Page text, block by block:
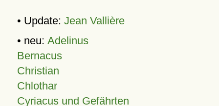
• Update: Jean Vallière
• neu: Adelinus
Bernacus
Christian
Chlothar
Cyriacus und Gefährten